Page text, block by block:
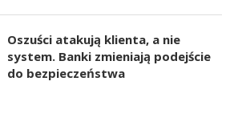
Oszuści atakują klienta, a nie
system. Banki zmieniają podejście
do bezpieczeństwa